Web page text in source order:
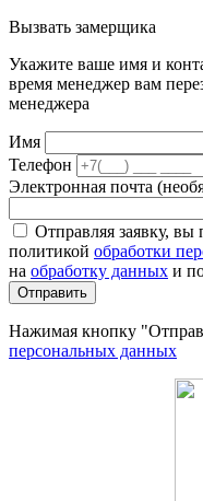
Вызвать замерщика
Укажите ваше имя и
время менеджер вам
менеджера
Имя
Телефон
Электронная почта
Отправляя заявку, вы
политикой обработки
на обработку данных и
Отправить
Нажимая кнопку
персональных данных